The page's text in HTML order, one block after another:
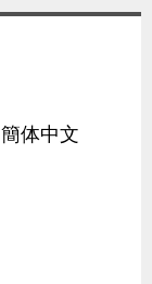
簡体中文